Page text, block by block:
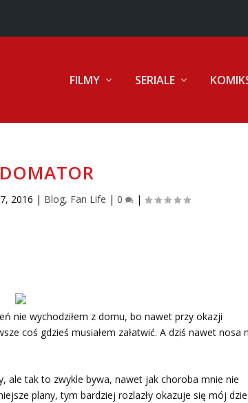
FILMY SERIALE
2016 | Blog, Fan Life | 0 |
nie wychodziłem z domu, bo nawet przy okazji
coś gdzieś musiałem załatwić. A dziś nawet nosa
ale tak to zwykle bywa, nawet jak choroba mnie nie
plany, tym bardziej rozlazły okazuje się mój